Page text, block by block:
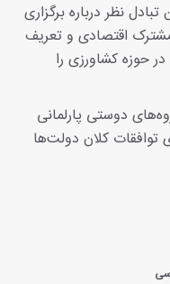
نظر درباره برگزاری
اقتصادی و تعریف
حوزه کشاورزی را
دوستی پارلمانی
توافقات کلان دولت‌ها